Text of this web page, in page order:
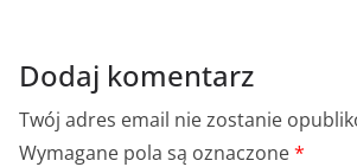
Dodaj komentarz
Twój adres email nie zostanie
Wymagane pola są oznaczone*